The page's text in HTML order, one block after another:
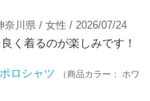
奈川県 / 女性 / 2026/07/24
く着るのが楽しみです！
ロシャツ
（商品カラー： ホワ